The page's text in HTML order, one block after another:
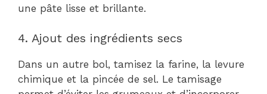
une pâte lisse et brillante.
4. Ajout des ingrédients secs
Dans un autre bol, tamisez la farine, la levure
chimique et la pincée de sel. Le tamisage